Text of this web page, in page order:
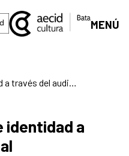
MENÚ
Memoria, archivo e identidad a través del audiovisual
de
identidad a